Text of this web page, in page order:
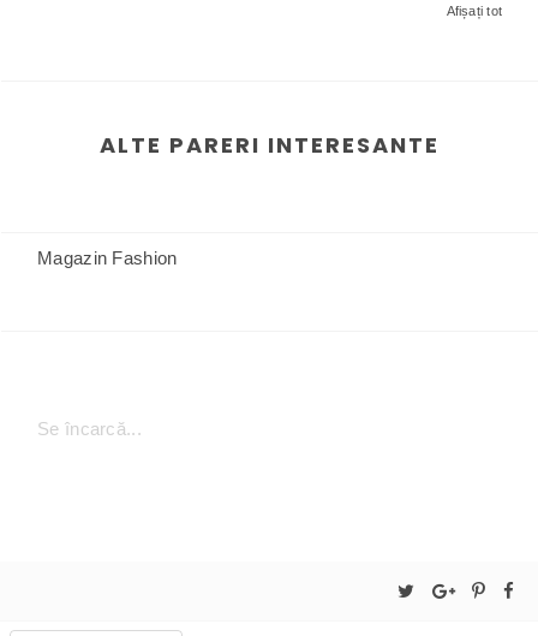
Afișați tot
ALTE PARERI INTERESANTE
Magazin Fashion
Se încarcă...